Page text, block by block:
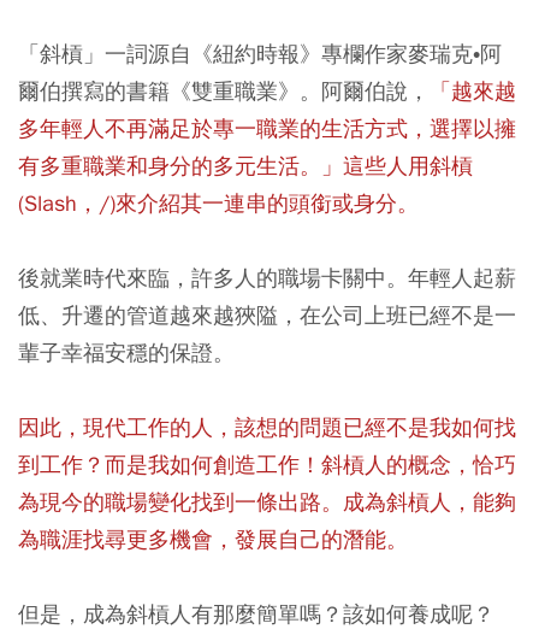
「斜槓」一詞源自《紐約時報》專欄作家麥瑞克•阿
爾伯撰寫的書籍《雙重職業》。阿爾伯說，
「越來越
多年輕人不再滿足於專一職業的生活方式，選擇以擁
有多重職業和身分的多元生活。」這些人用斜槓
(Slash，/)來介紹其一連串的頭銜或身分。
後就業時代來臨，許多人的職場卡關中。年輕人起薪
低、升遷的管道越來越狹隘，在公司上班已經不是一
輩子幸福安穩的保證。
因此，現代工作的人，該想的問題已經不是我如何找
到工作？而是我如何創造工作！斜槓人的概念，恰巧
為現今的職場變化找到一條出路。成為斜槓人，能夠
為職涯找尋更多機會，發展自己的潛能。
但是，成為斜槓人有那麼簡單嗎？該如何養成呢？